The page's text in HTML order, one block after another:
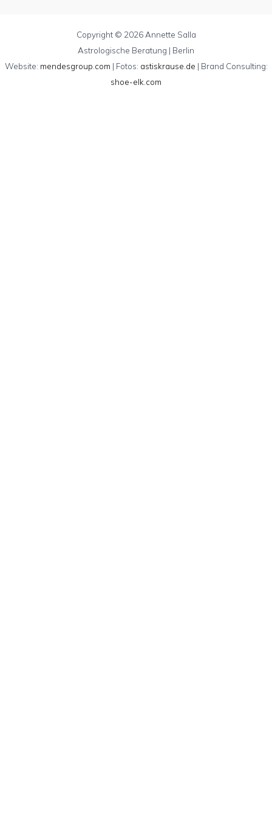
Copyright © 2026 Annette Salla
Astrologische Beratung | Berlin
Website: mendesgroup.com | Fotos: astiskrause.de | Brand Consulting:
shoe-elk.com